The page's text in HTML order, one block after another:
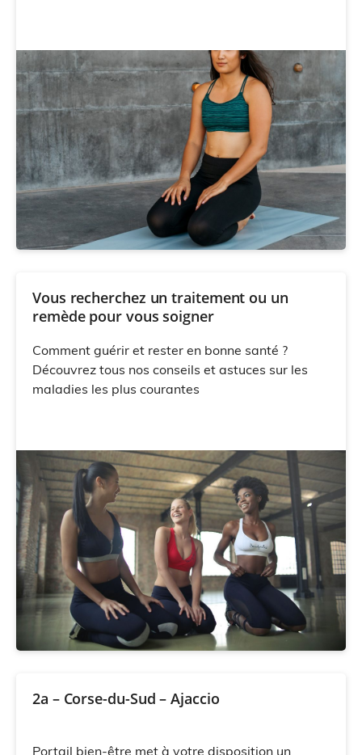
Vous recherchez un traitement ou un
remède pour vous soigner
Comment guérir et rester en bonne santé ?
Découvrez tous nos conseils et astuces sur les
maladies les plus courantes
2a – Corse-du-Sud – Ajaccio
Portail bien-être met à votre disposition un